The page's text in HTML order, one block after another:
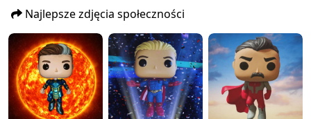
Najlepsze zdjęcia społeczności